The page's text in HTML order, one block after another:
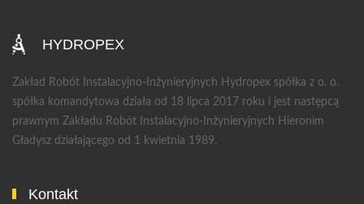
HYDROPEX
Zakład Robót Instalacyjno-Inżynieryjnych Hydropex spółka z o. o.
spółka komandytowa działa od 18 lipca 2017 roku i jest następcą
prawnym Zakładu Robót Instalacyjno-Inżynieryjnych Hieronim
Gładysz działającego od 1 kwietnia 1989.
Kontakt